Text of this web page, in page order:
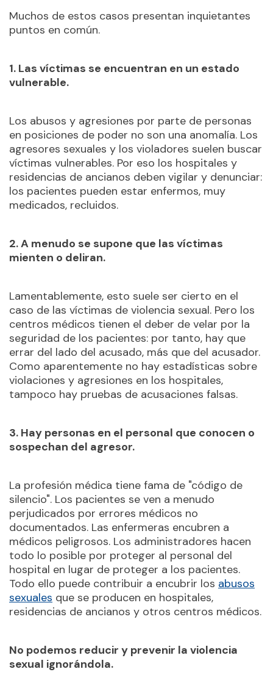
Muchos de estos casos presentan inquietantes
puntos en común.
1. Las víctimas se encuentran en un estado
vulnerable.
Los abusos y agresiones por parte de personas
en posiciones de poder no son una anomalía. Los
agresores sexuales y los violadores suelen buscar
víctimas vulnerables. Por eso los hospitales y
residencias de ancianos deben vigilar y denunciar:
los pacientes pueden estar enfermos, muy
medicados, recluidos.
2. A menudo se supone que las víctimas
mienten o deliran.
Lamentablemente, esto suele ser cierto en el
caso de las víctimas de violencia sexual. Pero los
centros médicos tienen el deber de velar por la
seguridad de los pacientes: por tanto, hay que
errar del lado del acusado, más que del acusador.
Como aparentemente no hay estadísticas sobre
violaciones y agresiones en los hospitales,
tampoco hay pruebas de acusaciones falsas.
3. Hay personas en el personal que conocen o
sospechan del agresor.
La profesión médica tiene fama de "código de
silencio". Los pacientes se ven a menudo
perjudicados por errores médicos no
documentados. Las enfermeras encubren a
médicos peligrosos. Los administradores hacen
todo lo posible por proteger al personal del
hospital en lugar de proteger a los pacientes.
Todo ello puede contribuir a encubrir los abusos
sexuales que se producen en hospitales,
residencias de ancianos y otros centros médicos.
No podemos reducir y prevenir la violencia
sexual ignorándola.